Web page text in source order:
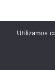
Utilizamos